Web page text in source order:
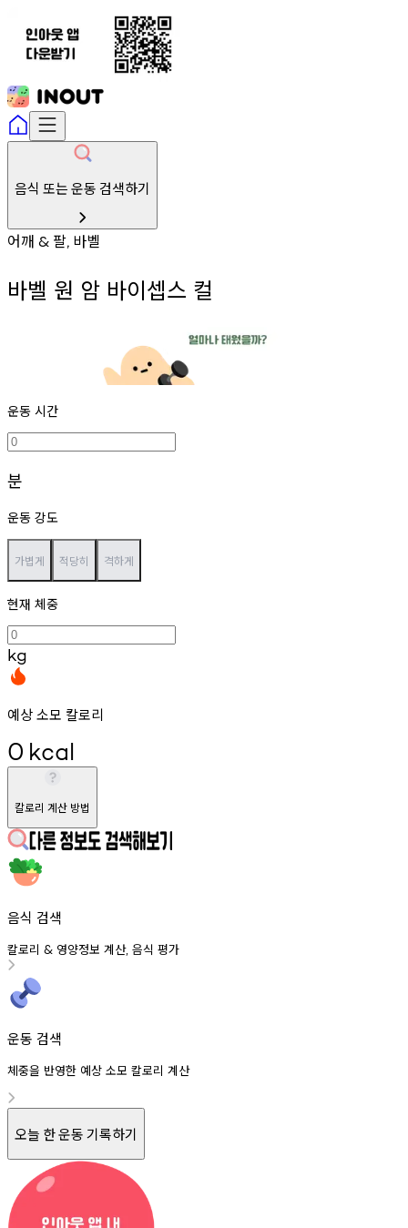
음식 또는 운동 검색하기
어깨 & 팔, 바벨
바벨 원 암 바이셉스 컬
운동 시간
분
운동 강도
가볍게 적당히 격하게
현재 체중
kg
예상 소모 칼로리
0 kcal
칼로리 계산 방법
음식 검색
칼로리 & 영양정보 계산, 음식 평가
운동 검색
체중을 반영한 예상 소모 칼로리 계산
오늘 한 운동 기록하기